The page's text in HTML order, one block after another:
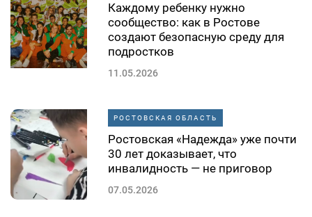
Каждому ребенку нужно
сообщество: как в Ростове
создают безопасную среду для
подростков
11.05.2026
РОСТОВСКАЯ ОБЛАСТЬ
Ростовская «Надежда» уже почти
30 лет доказывает, что
инвалидность — не приговор
07.05.2026